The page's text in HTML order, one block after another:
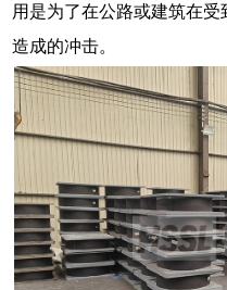
用是为了在公路或建筑在
造成的冲击。